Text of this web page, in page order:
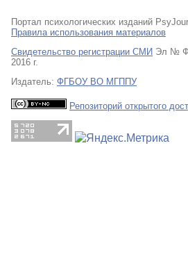
Портал психологических изданий
Правила использования материалов
Свидетельство регистрации СМИ Эл №
2016 г.
Издатель: ФГБОУ ВО МГППУ
Репозиторий открытого